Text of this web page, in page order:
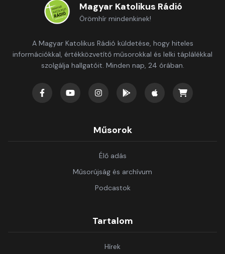
Magyar Katolikus Rádió
Örömhír mindenkinek!
A Magyar Katolikus Rádió küldetése, hogy hiteles
információkkal, értékközvetítő műsorokkal és lelki táplálékkal
szolgálja hallgatóit. Minden nap, 24 órában.
Műsorok
Élő adás
Műsorújság és archívum
Podcastok
Tartalom
Hírek